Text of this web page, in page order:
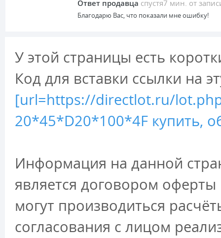
Ответ продавца спустя7 мин. от
Благодарю Вас, что показали мне ошибку!
У этой страницы есть
Код для вставки ссылки на
[url=https://directlot.ru/
20*45*D20*100*4F купить,
Информация на данной
является договором
могут производиться
согласования с лицом